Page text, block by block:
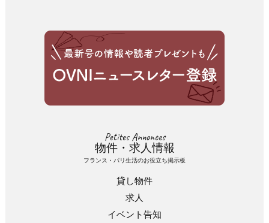
Petites Annonces
物件・求人情報
フランス・パリ生活のお役立ち掲示板
貸し物件
求人
イベント告知